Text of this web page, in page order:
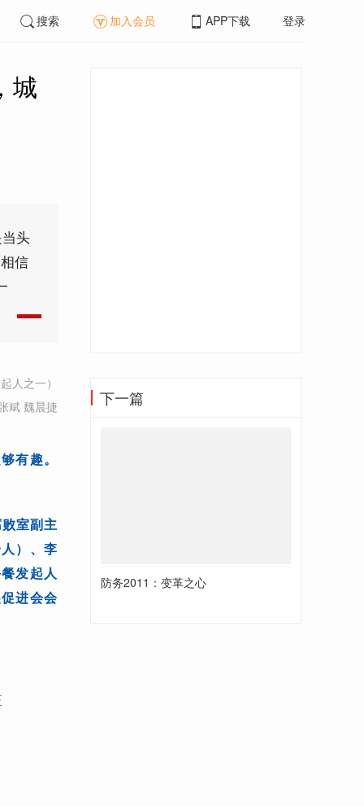
搜索 加入会员 APP下载 登录
城
头
信
人之一）
斌 魏晨捷
有趣。
室副主
）、李
发起人
进会会
下一篇
防务2011：变革之心